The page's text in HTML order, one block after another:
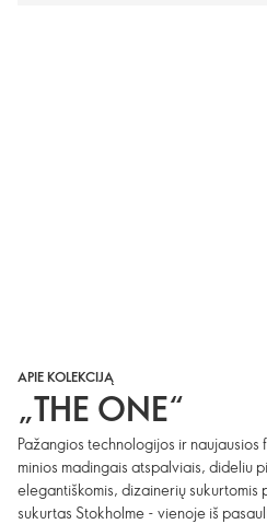
APIE KOLEKCIJĄ
„THE ONE“
Pažangios technologijos ir naujausios
minios madingais atspalviais, dideliu
elegantiškomis, dizainerių sukurtomis
sukurtas Stokholme - vienoje iš